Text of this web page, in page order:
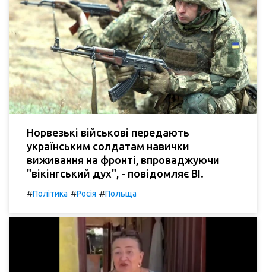
Норвезькі військові передають
українським солдатам навички
виживання на фронті, впроваджуючи
"вікінгський дух", - повідомляє BI.
#Політика #Росія #Польща